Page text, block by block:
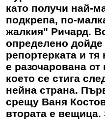
като получи най-
подкрепа, по-
жалкия" Ричард.
определено
репортерката и тя
е разочарована от
което се стига
нейна страна.
срещу Ваня
втората е вещица.